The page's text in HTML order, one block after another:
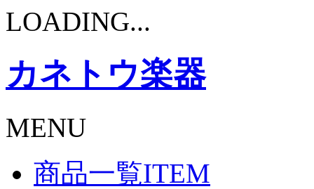
LOADING...
カネトウ楽器
MENU
商品一覧ITEM